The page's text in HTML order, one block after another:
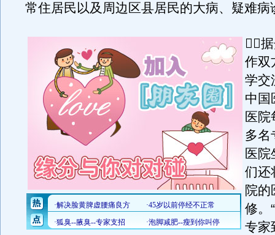
常住居民以及周边区县居民的大病、疑难病

作双
学交
中国
医院
多名
医院
们还
院的
修。
专家